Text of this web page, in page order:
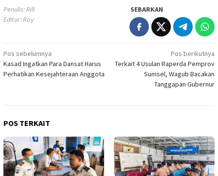
Penulis: Rill
Editor: Ray
SEBARKAN
Navigasi
pos
Pos sebelumnya
Kasad Ingatkan Para Dansat Harus
Perhatikan Kesejahteraan Anggota
Pos berikutnya
Terkait 4 Usulan Raperda Pemprov
Sumsel, Wagub Bacakan
Tanggapan Gubernur
POS TERKAIT